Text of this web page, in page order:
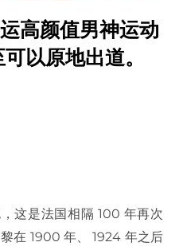
高颜值男神运动
以原地出道。
这是法国相隔 100 年再次
在 1900 年、 1924 年之后